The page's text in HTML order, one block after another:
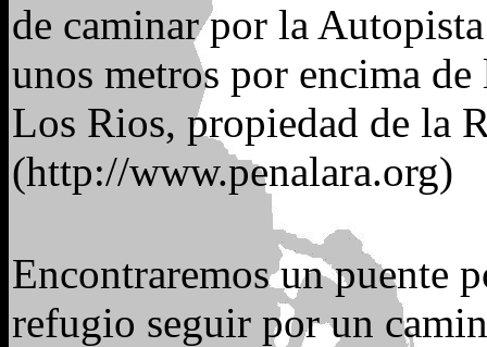
de caminar por la
unos metros por encima
Los Rios, propiedad de la
(http://www.penalara.org)
Encontraremos un puente
refugio seguir por un